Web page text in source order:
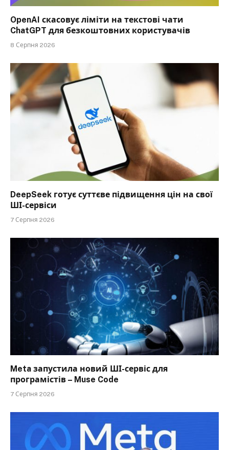
OpenAI скасовує ліміти на текстові чати
ChatGPT для безкоштовних користувачів
8 Серпня 2026
DeepSeek готує суттєве підвищення цін на свої
ШІ-сервіси
7 Серпня 2026
Meta запустила новий ШІ-сервіс для
програмістів – Muse Code
7 Серпня 2026